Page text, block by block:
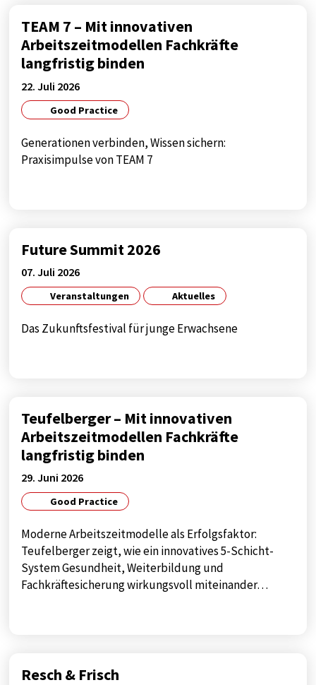
TEAM 7 – Mit innovativen
Arbeitszeitmodellen Fachkräfte
langfristig binden
22. Juli 2026
Good Practice
Generationen verbinden, Wissen sichern:
Praxisimpulse von TEAM 7
Future Summit 2026
07. Juli 2026
Veranstaltungen Aktuelles
Das Zukunftsfestival für junge Erwachsene
Teufelberger – Mit innovativen
Arbeitszeitmodellen Fachkräfte
langfristig binden
29. Juni 2026
Good Practice
Moderne Arbeitszeitmodelle als Erfolgsfaktor:
Teufelberger zeigt, wie ein innovatives 5-Schicht-
System Gesundheit, Weiterbildung und
Fachkräftesicherung wirkungsvoll miteinander…
Resch & Frisch